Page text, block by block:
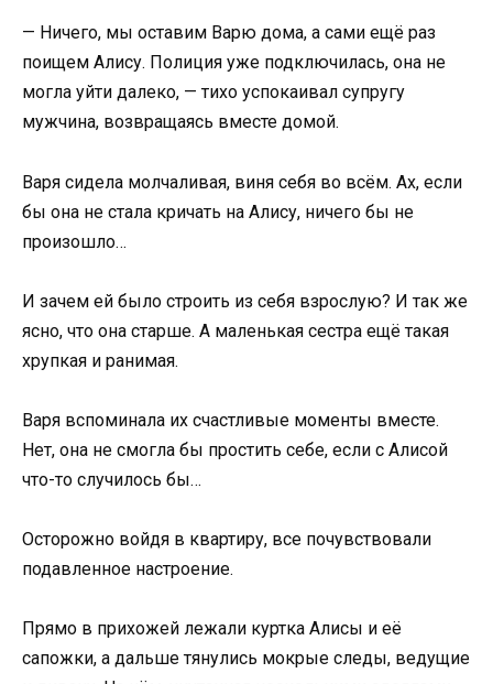
— Ничего, мы оставим Варю дома, а сами ещё раз
поищем Алису. Полиция уже подключилась, она не
могла уйти далеко, — тихо успокаивал супругу
мужчина, возвращаясь вместе домой.
Варя сидела молчаливая, виня себя во всём. Ах, если
бы она не стала кричать на Алису, ничего бы не
произошло…
И зачем ей было строить из себя взрослую? И так же
ясно, что она старше. А маленькая сестра ещё такая
хрупкая и ранимая.
Варя вспоминала их счастливые моменты вместе.
Нет, она не смогла бы простить себе, если с Алисой
что-то случилось бы…
Осторожно войдя в квартиру, все почувствовали
подавленное настроение.
Прямо в прихожей лежали куртка Алисы и её
сапожки, а дальше тянулись мокрые следы, ведущие